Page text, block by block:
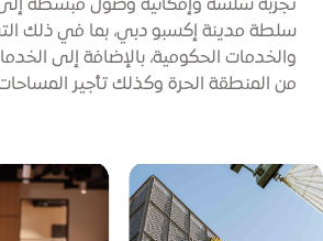
تجربة سلسة وإمكانية وصول مبسطة
سلطة مدينة إكسبو دبي، بما في ذلك
والخدمات الحكومية، بالإضافة إلى
من المنطقة الحرة وكذلك تأجير المساحات